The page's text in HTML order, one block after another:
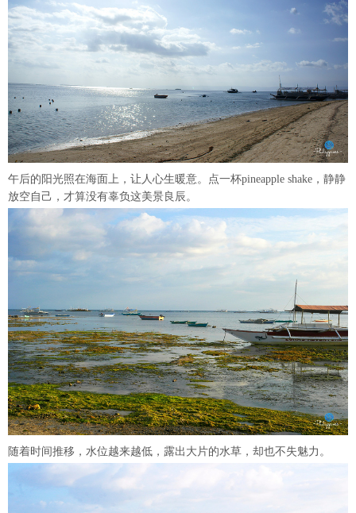
午后的阳光照在海面上，让人心生暖意。点一杯pineapple shake，静静
放空自己，才算没有辜负这美景良辰。
随着时间推移，水位越来越低，露出大片的水草，却也不失魅力。